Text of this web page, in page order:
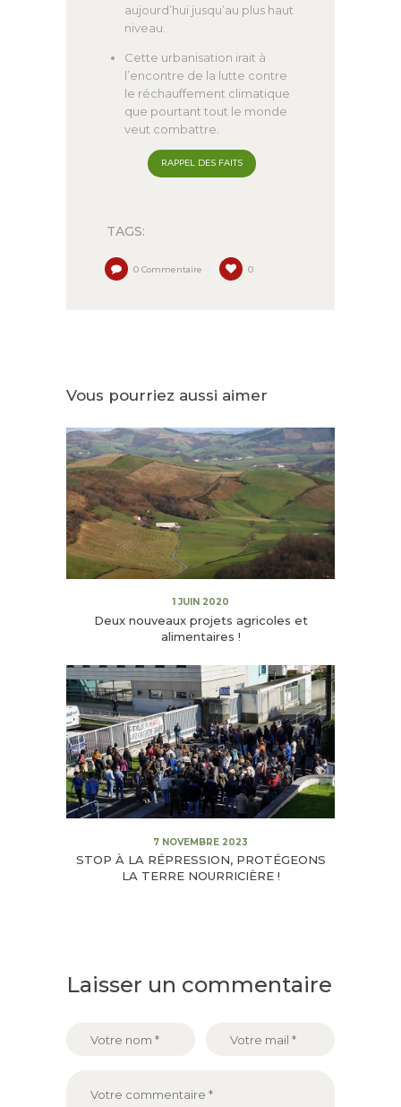
aujourd’hui jusqu’au plus haut
niveau.
Cette urbanisation irait à
l’encontre de la lutte contre
le réchauffement climatique
que pourtant tout le monde
veut combattre.
RAPPEL DES FAITS
TAGS:
0 Commentaire 0
Vous pourriez aussi aimer
1 JUIN 2020
Deux nouveaux projets agricoles et
alimentaires !
7 NOVEMBRE 2023
STOP À LA RÉPRESSION, PROTÉGEONS
LA TERRE NOURRICIÈRE !
Laisser un commentaire